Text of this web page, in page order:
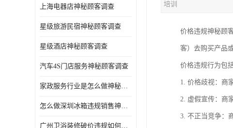
服装行业神秘顾客暗访
上海电器店神秘顾客调查
星级旅游民宿神秘顾客调查
星级酒店神秘顾客调查
汽车4S门店服务神秘顾客调查
家政服务行业是怎么做神秘顾客调研
怎么做深圳冰箱违规销售神秘顾客检测
广州卫浴装修破价违规如何进行神秘顾客暗访调查
培训
价格违规神秘顾
客）去购买产品
价格违规行为包
1. 价格歧视：商
2. 虚假宣传：商
3. 不正当竞争：